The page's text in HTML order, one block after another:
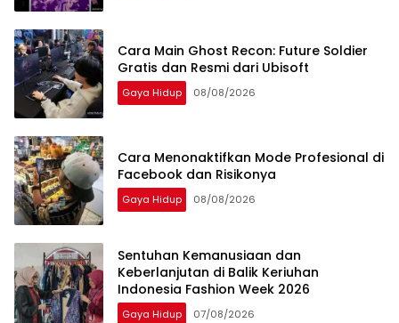
Cara Main Ghost Recon: Future Soldier
Gratis dan Resmi dari Ubisoft
Gaya Hidup 08/08/2026
Cara Menonaktifkan Mode Profesional di
Facebook dan Risikonya
Gaya Hidup 08/08/2026
Sentuhan Kemanusiaan dan
Keberlanjutan di Balik Keriuhan
Indonesia Fashion Week 2026
Gaya Hidup 07/08/2026